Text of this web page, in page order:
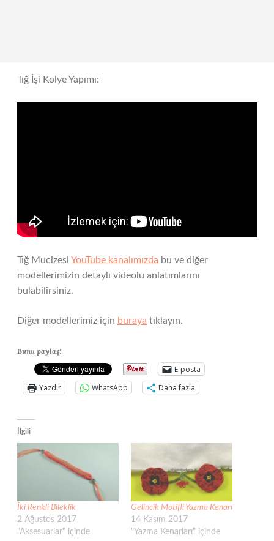
Tığ İşi Kolye Yapımı:
Tığ Mucizesi YouTube kanalımızda bu ve diğer
modellerimizin detaylı videolu anlatımlarını
bulabilirsiniz.
Diğer modellerimiz için buraya tıklayın.
Bunu paylaş:
E-posta
Yazdır
WhatsApp Daha fazla
İlgili
İki Renkli Bileklik
2 Ağustos 2017
"Aksesuarlar" içinde
Gelincik Motifli Yazma Kenarı
14 Kasım 2017
"Yazma Kenarları" içinde